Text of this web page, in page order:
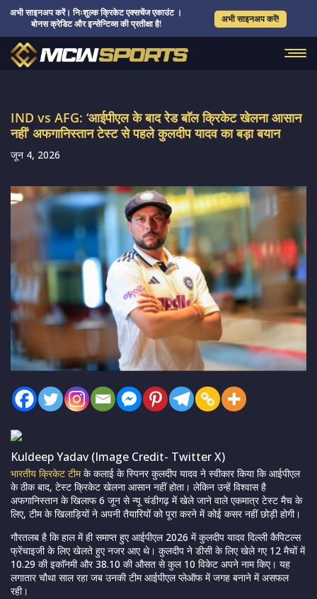
अभी साइनअप करें। निःशुल्क क्रिकेट एक्सचेंज एकाउंट ।
बोनस क्रेडिट और इन्सेन्टिव्स की प्रतीक्षा है!
अभी साइनअप करें!
IND vs AFG: ‘आईपीएल के बाद रेड बाॅल क्रिकेट खेलना आसान
नहीं’ अफगानिस्तान टेस्ट से पहले कुलदीप यादव का बड़ा बयान
जून 4, 2026
Kuldeep Yadav (Image Credit- Twitter X)
भारतीय क्रिकेट टीमके कलाई के स्पिनर कुलदीप यादव ने स्वीकार किया कि आईपीएल
के ठीक बाद, टेस्ट क्रिकेट खेलना आसान नहीं होता। लेकिन उन्हें विश्वास है
अफगानिस्तान के खिलाफ 6 जून से न्यू चंडीगढ़ में खेले जाने वाले एकमात्र टेस्ट मैच के
लिए, टीम के खिलाड़ियों ने अपनी तैयारियों को पूरा करने में कोई कसर नहीं छोड़ी होगी।
गौरतलब है कि हाल में ही समाप्त हुए आईपीएल 2026 में कुलदीप यादव दिल्ली कैपिटल्स
फ्रेंचाइजी के लिए खेलते हुए नजर आए थे। कुलदीप ने डीसी के लिए खेले गए 12 मैचों में
10.29 की इकाॅनमी और 38.10 की औसत से कुल 10 विकेट अपने नाम किए। यह
लगातार चौथा साल रहा जब उनकी टीम आईपीएल प्लेऑफ में जगह बनाने में असफल
रही।